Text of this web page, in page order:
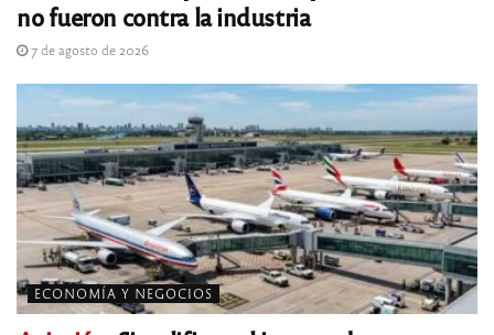
no fueron contra la industria
7 de agosto de 2026
ECONOMÍA Y NEGOCIOS